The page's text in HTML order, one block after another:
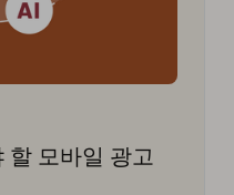
할 모바일 광고